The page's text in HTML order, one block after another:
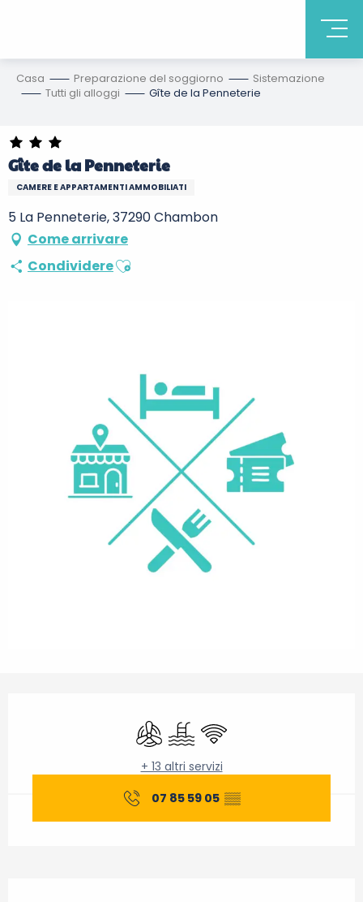
Casa Preparazione del soggiorno
Sistemazione
Tutti gli alloggi
Gîte de la Penneterie
Gîte de la Penneterie
CAMERE E APPARTAMENTI AMMOBILIATI
5 La Penneterie, 37290 Chambon
Come arrivare
CondividereAjouter aux favoris
Aria condizionata
PiscinaWi-Fi
+ 13 altri servizi
07 85 59 05 ▒▒